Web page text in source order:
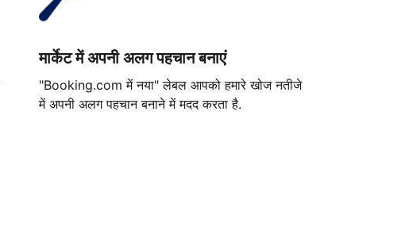
मार्केट में अपनी अलग पहचान बनाएं
"Booking.com में नया" लेबल आपको हमारे खोज नतीजे
में अपनी अलग पहचान बनाने में मदद करता है.